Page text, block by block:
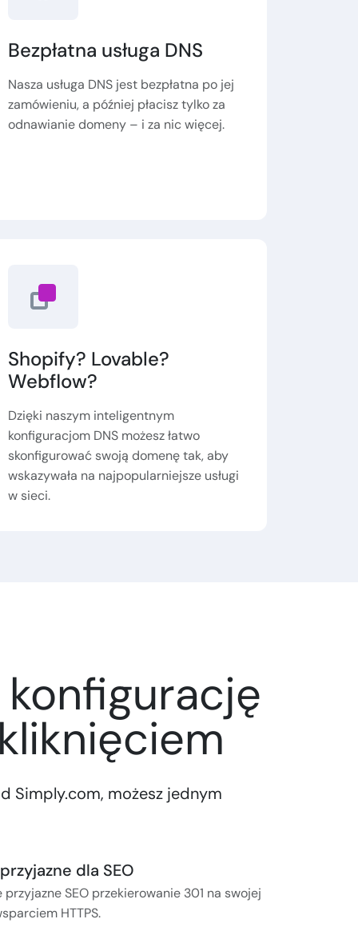
Bezpłatna usługa DNS
Nasza usługa DNS jest bezpłatna po jej
zamówieniu, a później płacisz tylko za
odnawianie domeny – i za nic więcej.
Shopify? Lovable?
Webflow?
Dzięki naszym inteligentnym
konfiguracjom DNS możesz łatwo
skonfigurować swoją domenę tak, aby
wskazywała na najpopularniejsze usługi
w sieci.
konfigurację
Simply.com, możesz jednym
dla SEO
SEO przekierowanie 301 na swojej
HTTPS.